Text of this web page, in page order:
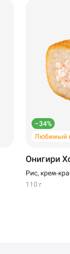
–34%
Любимый
Онигири
Рис, крем-
110 г